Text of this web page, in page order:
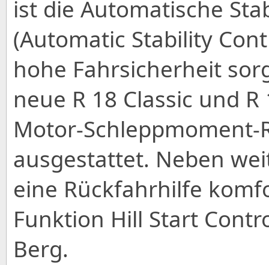
ist die Automatische
(Automatic Stability
hohe Fahrsicherheit
neue R 18 Classic und
Motor-Schleppmoment-
ausgestattet. Neben
eine Rückfahrhilfe
Funktion Hill Start
Berg.